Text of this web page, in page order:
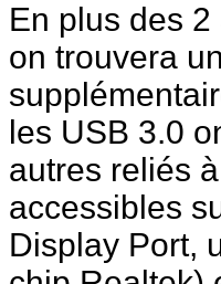
En plus des 2
on trouvera
les USB 3.0
autres reliés
accessibles
Display Port,